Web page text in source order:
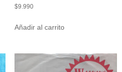
$9.990
Añadir al carrito